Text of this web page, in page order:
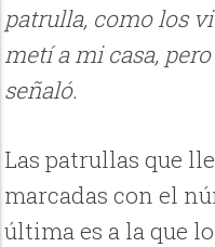
patrulla, como los
metí a mi casa,
señaló.
Las patrullas que
marcadas con el
última es a la que